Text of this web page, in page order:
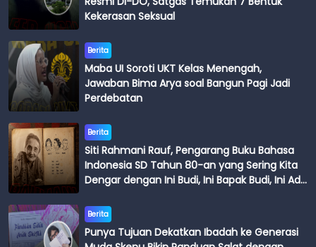
Kekerasan Seksual
Berita
Maba UI Soroti UKT Kelas Menengah,
Jawaban Bima Arya soal Bangun Pagi Jadi
Perdebatan
Berita
Siti Rahmani Rauf, Pengarang Buku Bahasa
Indonesia SD Tahun 80-an yang Sering Kita
Dengar dengan Ini Budi, Ini Bapak Budi, Ini Adik
Berita
Punya Tujuan Dekatkan Ibadah ke Generasi